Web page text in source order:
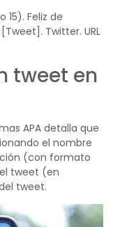
15). Feliz de
Twitter. URL
tweet en
APA detalla que
el nombre
(con formato
tweet (en
tweet.